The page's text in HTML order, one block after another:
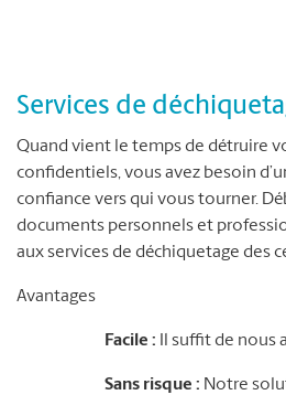
Services de
Quand vient le temps de détruire
confidentiels, vous avez besoin
confiance vers qui vous tourner.
documents personnels et
aux services de déchiquetage des
Avantages
Facile : Il suffit de nous
Sans risque : Notre